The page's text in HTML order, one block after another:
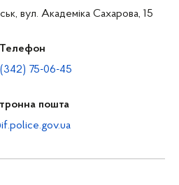
вул. Академіка Сахарова, 15
Телефон
75-06-45
пошта